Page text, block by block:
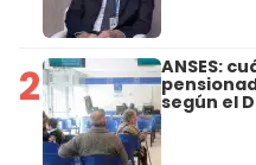
2 ANSES:
según el